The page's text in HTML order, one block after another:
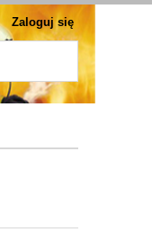
Zaloguj się